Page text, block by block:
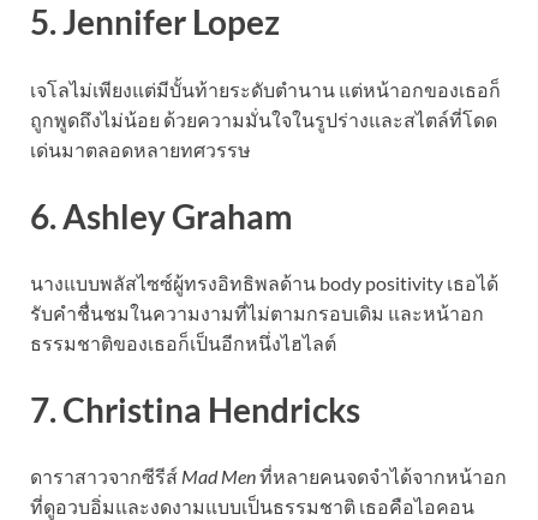
5. Jennifer Lopez
เจโลไม่เพียงแต่มีบั้นท้ายระดับตำนาน แต่หน้าอกของเธอก็
ถูกพูดถึงไม่น้อย ด้วยความมั่นใจในรูปร่างและสไตล์ที่โดด
เด่นมาตลอดหลายทศวรรษ
6. Ashley Graham
นางแบบพลัสไซซ์ผู้ทรงอิทธิพลด้าน body positivity เธอได้
รับคำชื่นชมในความงามที่ไม่ตามกรอบเดิม และหน้าอก
ธรรมชาติของเธอก็เป็นอีกหนึ่งไฮไลต์
7. Christina Hendricks
ดาราสาวจากซีรีส์ Mad Menที่หลายคนจดจำได้จากหน้าอก
ที่ดูอวบอิ่มและงดงามแบบเป็นธรรมชาติ เธอคือไอคอน